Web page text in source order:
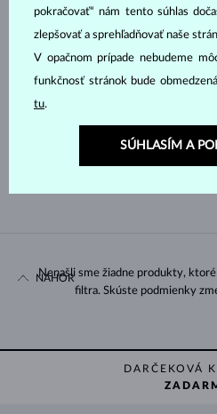
Výbrus
GUĽATÝ
OVÁL
Druh perly
Nenašli sme žiadne produkty,
filtra. Skúste podmienky
NAHOR
DARČEKOVÁ
pokračovať“ nám tento súhlas
zlepšovať a sprehľadňovať naše
V opačnom prípade nebudeme
funkčnosť stránok bude
tu.
SÚHLASÍM A